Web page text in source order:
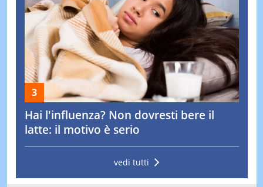
Hai l'influenza? Non dovresti bere il
latte: il motivo è serio
vedi tutti